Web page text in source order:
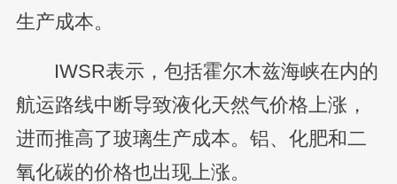
生产成本。
IWSR表示，包括霍尔木兹海峡在内的
航运路线中断导致液化天然气价格上涨，
进而推高了玻璃生产成本。铝、化肥和二
氧化碳的价格也出现上涨。